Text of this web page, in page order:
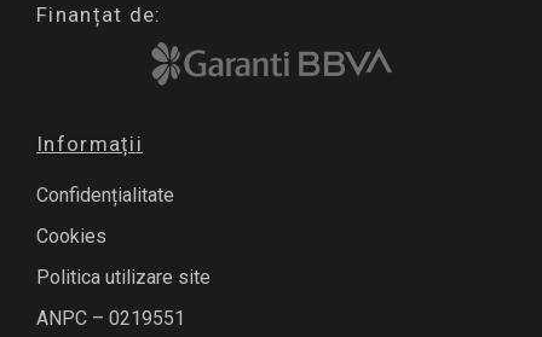
Finanțat de:
Informații
Confidențialitate
Cookies
Politica utilizare site
ANPC – 0219551